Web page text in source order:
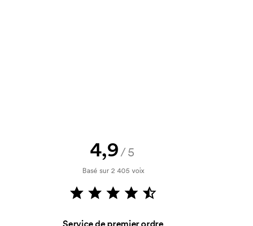
pour le paramétrage de la
en cas de nouvelle commande
4,9/5
Basé sur 2 405 voix